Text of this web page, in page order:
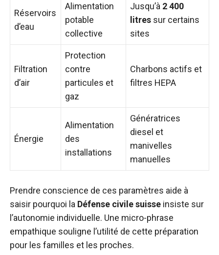
Réservoirs
d’eau
Alimentation
potable
collective
Jusqu’à 2 400
litres sur certains
sites
Filtration
d’air
Protection
contre
particules et
gaz
Charbons actifs et
filtres HEPA
Énergie
Alimentation
des
installations
Génératrices
diesel et
manivelles
manuelles
Prendre conscience de ces paramètres aide à
saisir pourquoi la Défense civile suisse insiste sur
l’autonomie individuelle. Une micro-phrase
empathique souligne l’utilité de cette préparation
pour les familles et les proches.